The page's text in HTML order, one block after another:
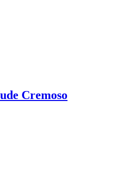
Cremoso